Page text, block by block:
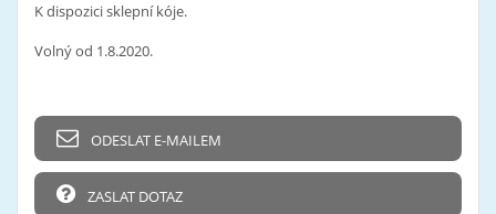
K dispozici sklepní kóje.
Volný od 1.8.2020.
ODESLAT E-MAILEM
ZASLAT DOTAZ